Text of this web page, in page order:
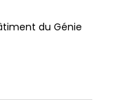
du Génie